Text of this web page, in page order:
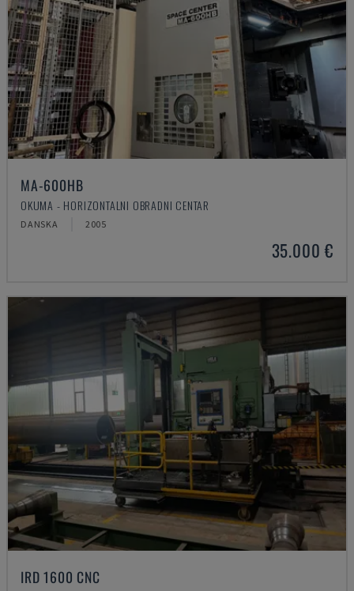
MA-600HB
OKUMA - HORIZONTALNI OBRADNI CENTAR
DANSKA 2005
35.000 €
IRD 1600 CNC